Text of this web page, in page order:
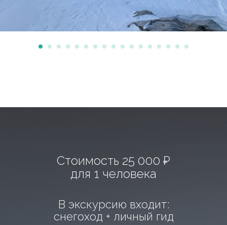
Стоимость 25 000 ₽
для 1 человека
В экскурсию входит:
снегоход + личный гид